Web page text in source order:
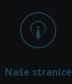
Naše stranice